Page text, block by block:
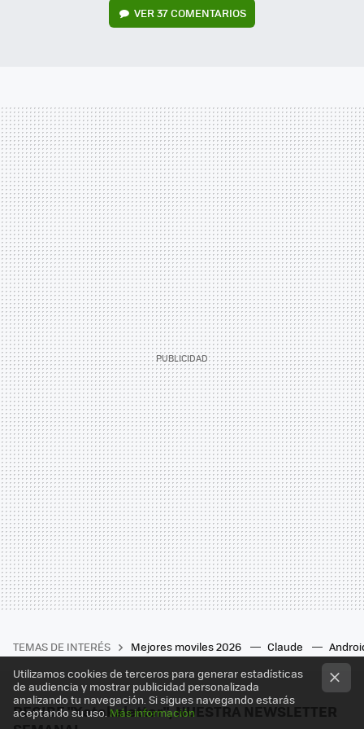
VER 37 COMENTARIOS
TEMAS DE INTERÉS Mejores moviles 2026 Claude
RECIBE "Xatakaletter", NUESTRA NEWSLETTER
Utilizamos cookies de terceros para generar estadísticas
de audiencia y mostrar publicidad personalizada
analizando tu navegación. Si sigues navegando estarás
aceptando su uso. Más información